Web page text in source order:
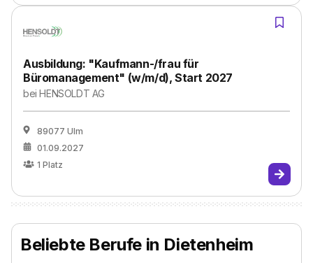
Ausbildung: "Kaufmann-/frau für
Büromanagement" (w/m/d), Start 2027
beiHENSOLDT AG
89077 Ulm
01.09.2027
1 Platz
Beliebte Berufe in Dietenheim